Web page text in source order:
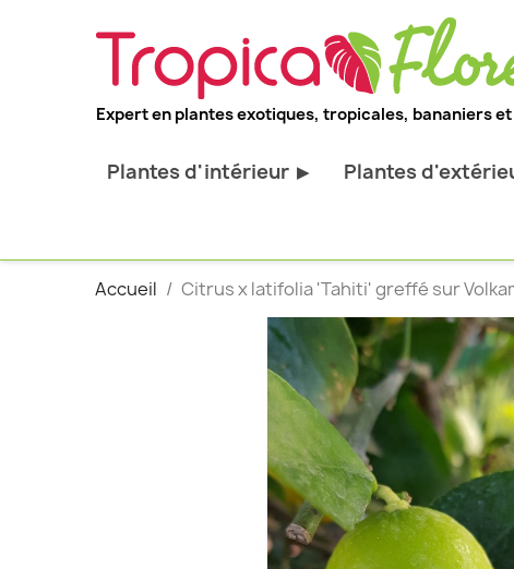
Expert en plantes exotiques, tropicales, bananiers
Plantes d'intérieur ▶
Plantes pour bureau
Palmier d'intérieur
Cactus & Succulentes
Sujets d'exception
Plantes
Toutes les
Bananiers
Palmiers
Orchidées
Plantes et
décoratif
Plantes
Fourgères
Bambous et
Accueil Citrus x latifolia 'Tahiti' greffé sur